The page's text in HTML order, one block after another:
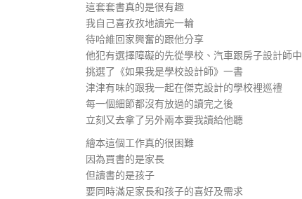
這套套書真的是很有趣
我自己喜孜孜地讀完一輪
待哈維回家興奮的跟他分享
他犯有選擇障礙的先從學校、汽車跟房子設計師中
挑選了《如果我是學校設計師》一書
津津有味的跟我一起在傑克設計的學校裡巡禮
每一個細節都沒有放過的讀完之後
立刻又去拿了另外兩本要我讀給他聽
繪本這個工作真的很困難
因為買書的是家長
但讀書的是孩子
要同時滿足家長和孩子的喜好及需求